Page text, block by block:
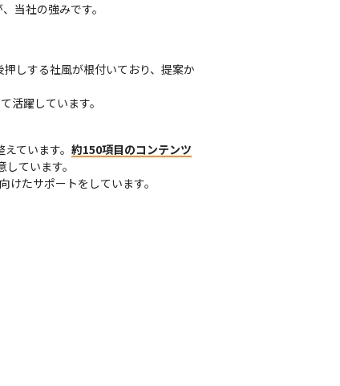
当社の強みです。
しする社風が根付いており、提案か
活躍しています。
ています。 約150項目のコンテンツ
ています。
たサポートをしています。